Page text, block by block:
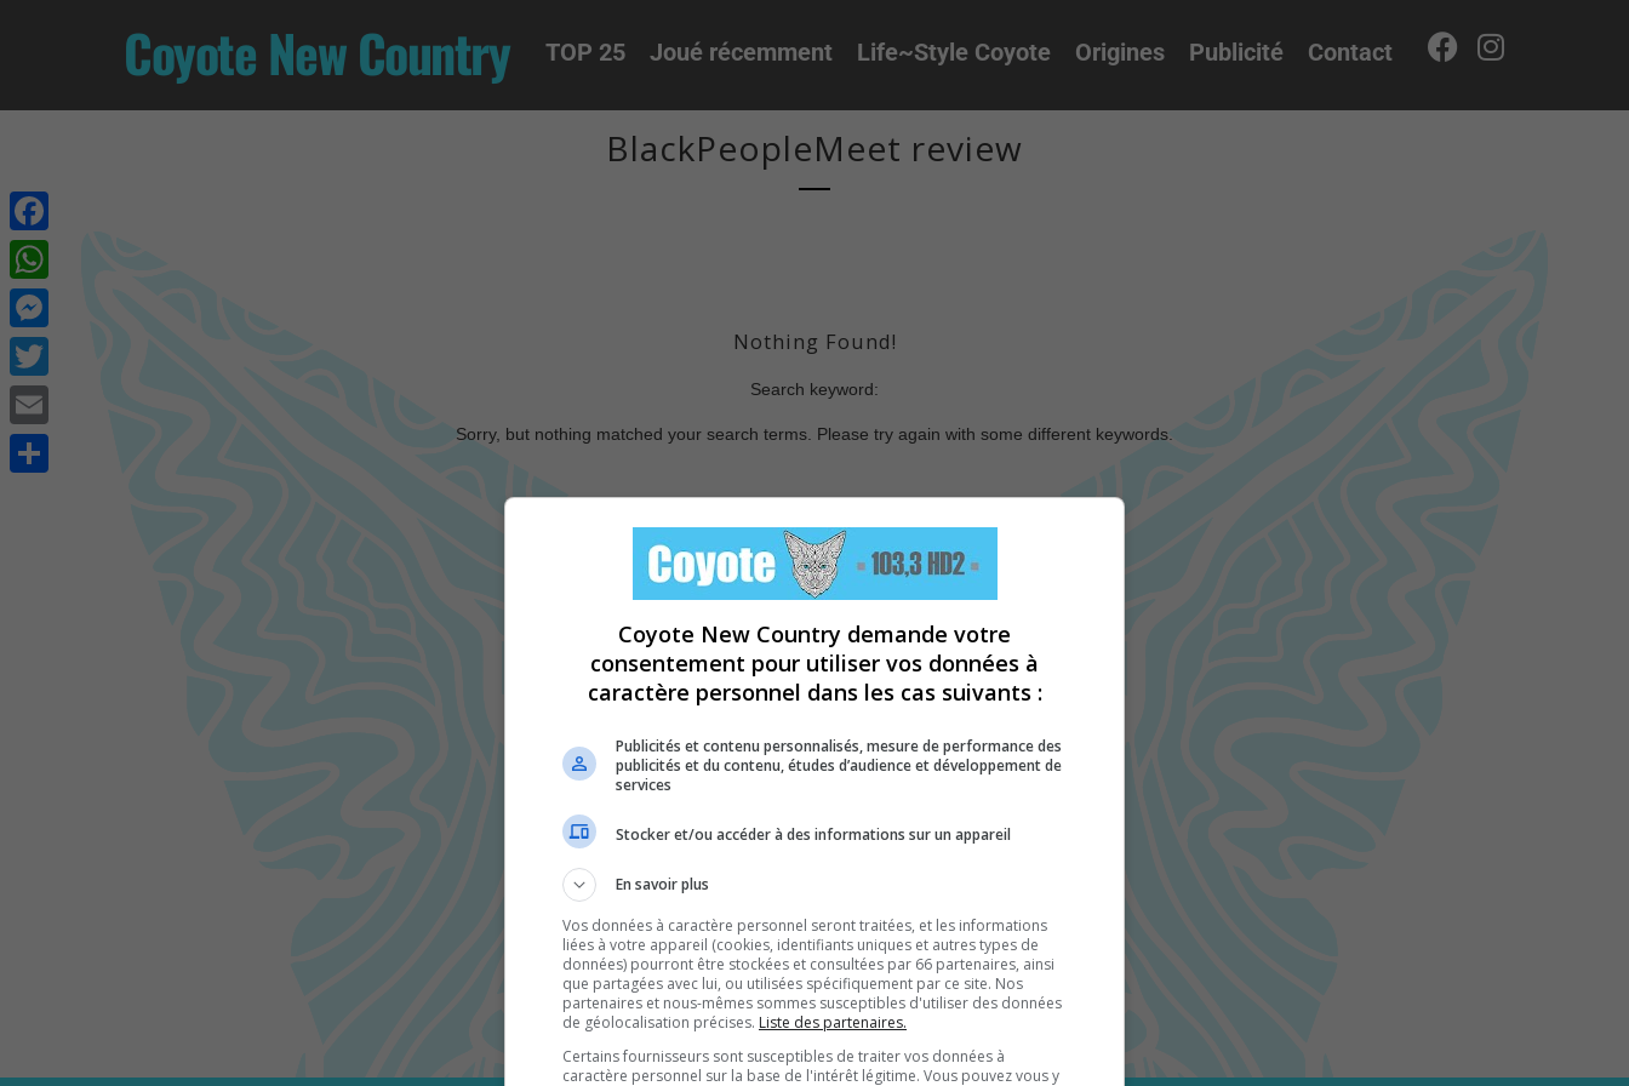
Coyote New Country TOP 25 Joué récemment Life~Style Coyote Origines Publicité Contact
BlackPeopleMeet review
Nothing Found!
Search keyword:
Sorry, but nothing matched your search terms. Please try again with some different keywords.
Facebook
WhatsApp
Messenger
Twitter
Email
Coyote New Country demande votre
consentement pour utiliser vos données à
caractère personnel dans les cas suivants :
Publicités et contenu personnalisés, mesure de performance des
publicités et du contenu, études d’audience et développement de
services
Stocker et/ou accéder à des informations sur un appareil
En savoir plus
Vos données à caractère personnel seront traitées, et les informations
liées à votre appareil (cookies, identifiants uniques et autres types de
données) pourront être stockées et consultées par 66 partenaires, ainsi
que partagées avec lui, ou utilisées spécifiquement par ce site. Nos
partenaires et nous-mêmes sommes susceptibles d'utiliser des données
de géolocalisation précises. Liste des partenaires.
Certains fournisseurs sont susceptibles de traiter vos données à
caractère personnel sur la base de l'intérêt légitime. Vous pouvez vous y